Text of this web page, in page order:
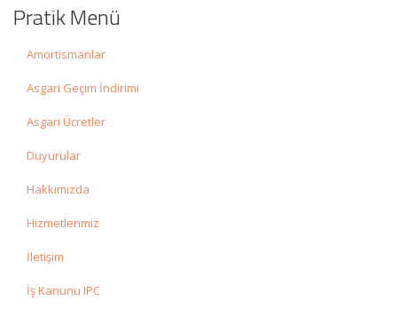
Pratik Menü
Amortismanlar
Asgari Geçim İndirimi
Asgari Ücretler
Duyurular
Hakkımızda
Hizmetlerimiz
İletişim
İş Kanunu IPC